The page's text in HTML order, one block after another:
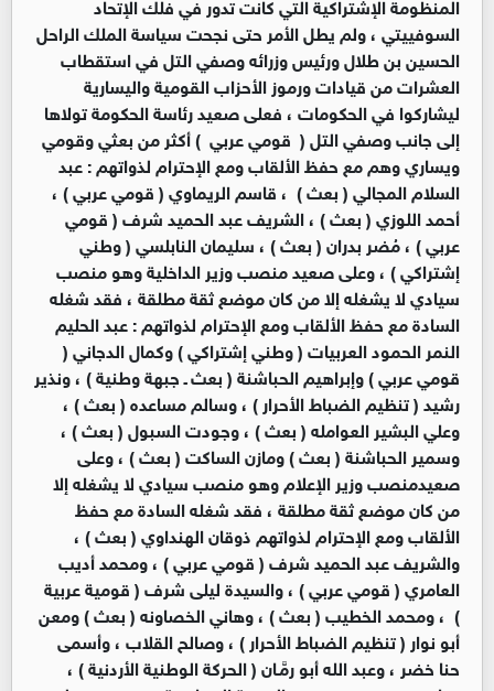
السوفييتي ، ولم يطل الأمر حتى نجحت سياسة الملك الراحل
الحسين بن طلال ورئيس وزرائه وصفي التل في استقطاب
العشرات من قيادات ورموز الأحزاب القومية واليسارية
ليشاركوا في الحكومات ، فعلى صعيد رئاسة الحكومة تولاها
إلى جانب وصفي التل ( قومي عربي ) أكثر من بعثي وقومي
ويساري وهم مع حفظ الألقاب ومع الإحترام لذواتهم : عبد
السلام المجالي ( بعث ) ، قاسم الريماوي ( قومي عربي ) ،
أحمد اللوزي ( بعث ) ، الشريف عبد الحميد شرف ( قومي
عربي ) ، مُضر بدران ( بعث ) ، سليمان النابلسي ( وطني
إشتراكي ) ، وعلى صعيد منصب وزير الداخلية وهو منصب
سيادي لا يشغله إلا من كان موضع ثقة مطلقة ، فقد شغله
السادة مع حفظ الألقاب ومع الإحترام لذواتهم : عبد الحليم
النمر الحمود العربيات ( وطني إشتراكي ) وكمال الدجاني (
قومي عربي ) وإبراهيم الحباشنة ( بعث ـ جبهة وطنية ) ، ونذير
رشيد ( تنظيم الضباط الأحرار ) ، وسالم مساعده ( بعث ) ،
وعلي البشير العوامله ( بعث ) ، وجودت السبول ( بعث ) ،
وسمير الحباشنة ( بعث ) ومازن الساكت ( بعث ) ، وعلى
صعيدمنصب وزير الإعلام وهو منصب سيادي لا يشغله إلا
من كان موضع ثقة مطلقة ، فقد شغله السادة مع حفظ
الألقاب ومع الإحترام لذواتهم ذوقان الهنداوي ( بعث ) ،
والشريف عبد الحميد شرف ( قومي عربي ) ، ومحمد أديب
العامري ( قومي عربي ) ، والسيدة ليلى شرف ( قومية عربية
) ، ومحمد الخطيب ( بعث ) ، وهاني الخصاونه ( بعث ) ومعن
أبو نوار ( تنظيم الضباط الأحرار ) ، وصالح القلاب ، وأسمى
حنا خضر ، وعبد الله أبو رمَّـان ( الحركة الوطنية الأردنية ) ،